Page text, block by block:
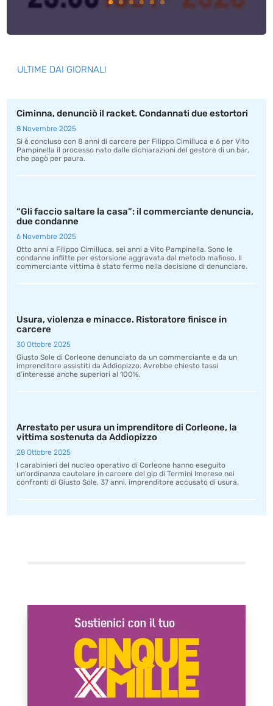
ULTIME DAI GIORNALI
Ciminna, denunciò il racket. Condannati due estortori
8 Novembre 2025
Si è concluso con 8 anni di carcere per Filippo Cimilluca e 6 per Vito
Pampinella il processo nato dalle dichiarazioni del gestore di un bar,
che pagò per paura.
“Gli faccio saltare la casa”: il commerciante denuncia,
due condanne
6 Novembre 2025
Otto anni a Filippo Cimilluca, sei anni a Vito Pampinella. Sono le
condanne inflitte per estorsione aggravata dal metodo mafioso. Il
commerciante vittima è stato fermo nella decisione di denunciare.
Usura, violenza e minacce. Ristoratore finisce in
carcere
30 Ottobre 2025
Giusto Sole di Corleone denunciato da un commerciante e da un
imprenditore assistiti da Addiopizzo. Avrebbe chiesto tassi
d’interesse anche superiori al 100%.
Arrestato per usura un imprenditore di Corleone, la
vittima sostenuta da Addiopizzo
28 Ottobre 2025
I carabinieri del nucleo operativo di Corleone hanno eseguito
un’ordinanza cautelare in carcere del gip di Termini Imerese nei
confronti di Giusto Sole, 37 anni, imprenditore accusato di usura.